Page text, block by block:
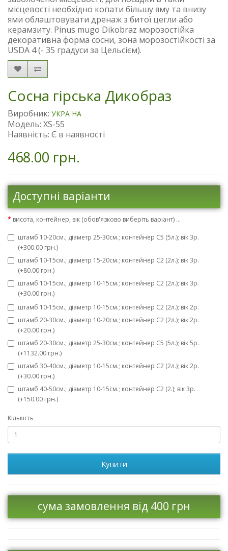
місцевості необхідно копати більшу яму та внизу
ями облаштовувати дренаж з битої цегли або
керамзиту. Pinus mugo Dikobraz морозостійка
декоративна форма сосни, зона морозостійкості за
USDA 4 (- 35 градуси за Цельсієм).
Сосна гірська Дикобраз
Виробник: УКРАЇНА
Модель: XS-55
Наявність: Є в наявності
468.00 грн.
Доступні варіанти
висота, контейнер, вік (обов'язково виберіть варіант) ...
штамб 10-20см.; діаметр 25-30см.; контейнер С5 (5л.); вік 3р.
(+300.00 грн.)
штамб 10-15см.; діаметр 15-20см.; контейнер С2 (2л.); вік 3р.
(+80.00 грн.)
штамб 10-15см.; діаметр 10-15см.; контейнер С2 (2л.); вік 3р.
(+30.00 грн.)
штамб 10-15см.; діаметр 10-15см.; контейнер С2 (2л.); вік 2р.
штамб 20-30см.; діаметр 10-20см.; контейнер С2 (2л.); вік 2р.
(+20.00 грн.)
штамб 20-30см.; діаметр 25-30см.; контейнер С5 (5л.); вік 5р.
(+1132.00 грн.)
штамб 30-40см.; діаметр 10-15см.; контейнер С2 (2л.); вік 2р.
(+30.00 грн.)
штамб 40-50см.; діаметр 10-15см.; контейнер С2 (2.); вік 3р.
(+150.00 грн.)
Кількість
Купити
сума замовлення від 400 грн